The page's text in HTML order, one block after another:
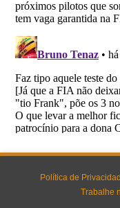
Política de
Trabalhe